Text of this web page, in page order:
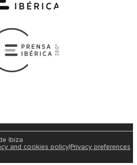
Ibiza
and cookies policy|Privacy preferences